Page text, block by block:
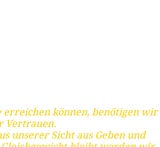
erreichen können, benötigen wir
Vertrauen.
unserer Sicht aus Geben und